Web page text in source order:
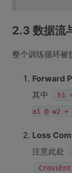
2.3 数据流
整个训练循环被
Forward
其中 h1
a1 @ w2 +
Loss
注意此处